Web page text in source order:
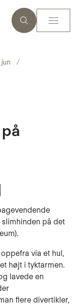
jun
på det
via et hul,
højt i tyktarmen.
lavede en
flere divertikler,